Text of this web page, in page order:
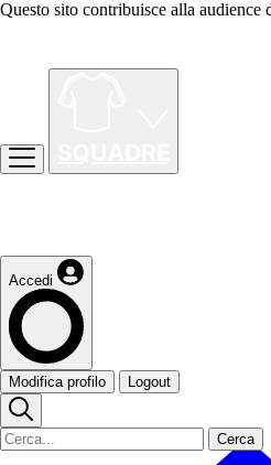
Questo sito contribuisce alla audience
Accedi
Modifica profilo Logout
Cerca